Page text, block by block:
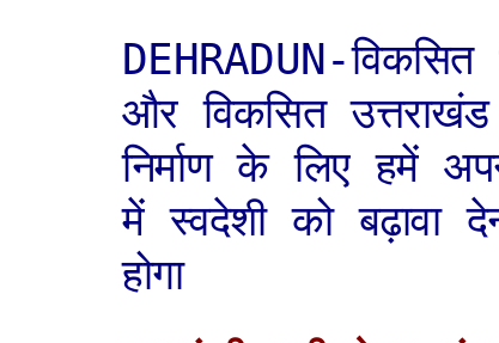
DEHRADUN-विकसित
और विकसित
निर्माण के लिए हमें
में स्वदेशी को बढ़ावा
होगा